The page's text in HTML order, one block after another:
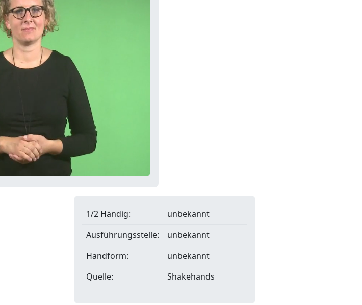
1/2 Händig:
unbekannt
Ausführungsstelle:
unbekannt
Handform:
unbekannt
Quelle:
Shakehands